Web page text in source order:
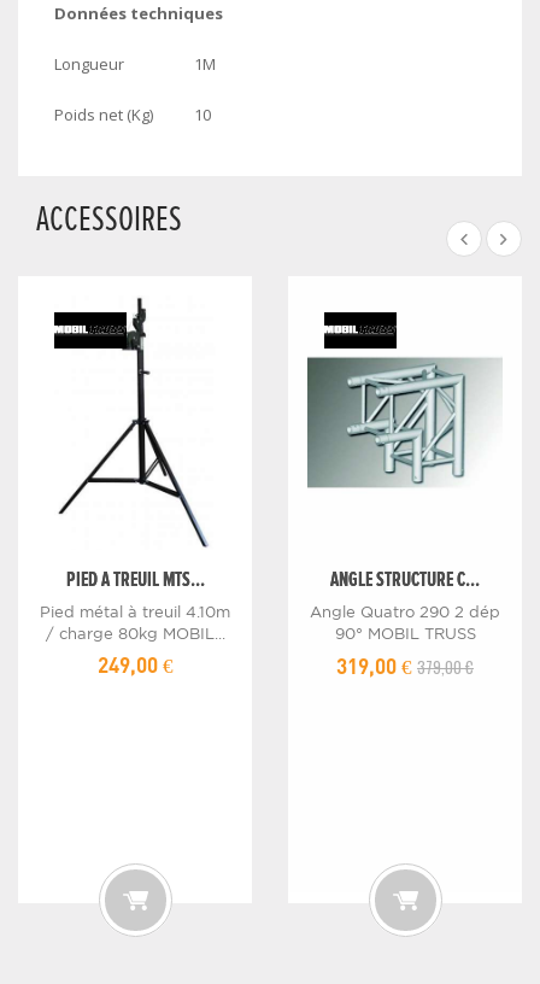
Données techniques
Longueur 1M
Poids net (Kg) 10
ACCESSOIRES
PIED A TREUIL MTS...
Pied métal à treuil 4.10m
/ charge 80kg MOBIL...
249,00 €
ANGLE STRUCTURE C...
Angle Quatro 290 2 dép
90° MOBIL TRUSS
319,00 € 379,00 €